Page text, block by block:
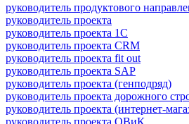
руководитель продуктового
руководитель проекта
руководитель проекта 1C
руководитель проекта CRM
руководитель проекта fit out
руководитель проекта SAP
руководитель проекта (генподряд)
руководитель проекта дорожного
руководитель проекта (интернет-
руководитель проекта ОВиК